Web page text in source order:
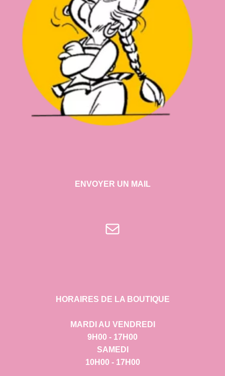
ENVOYER UN MAIL
E-mail
HORAIRES DE LA BOUTIQUE
MARDI AU VENDREDI
9H00 - 17H00
SAMEDI
10H00 - 17H00